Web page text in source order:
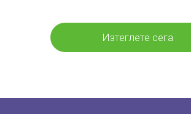
Изтеглете сега